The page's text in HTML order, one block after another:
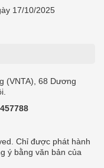
17/10/2025
(VNTA), 68 Dương
Chỉ được phát hành
ý bằng văn bản của